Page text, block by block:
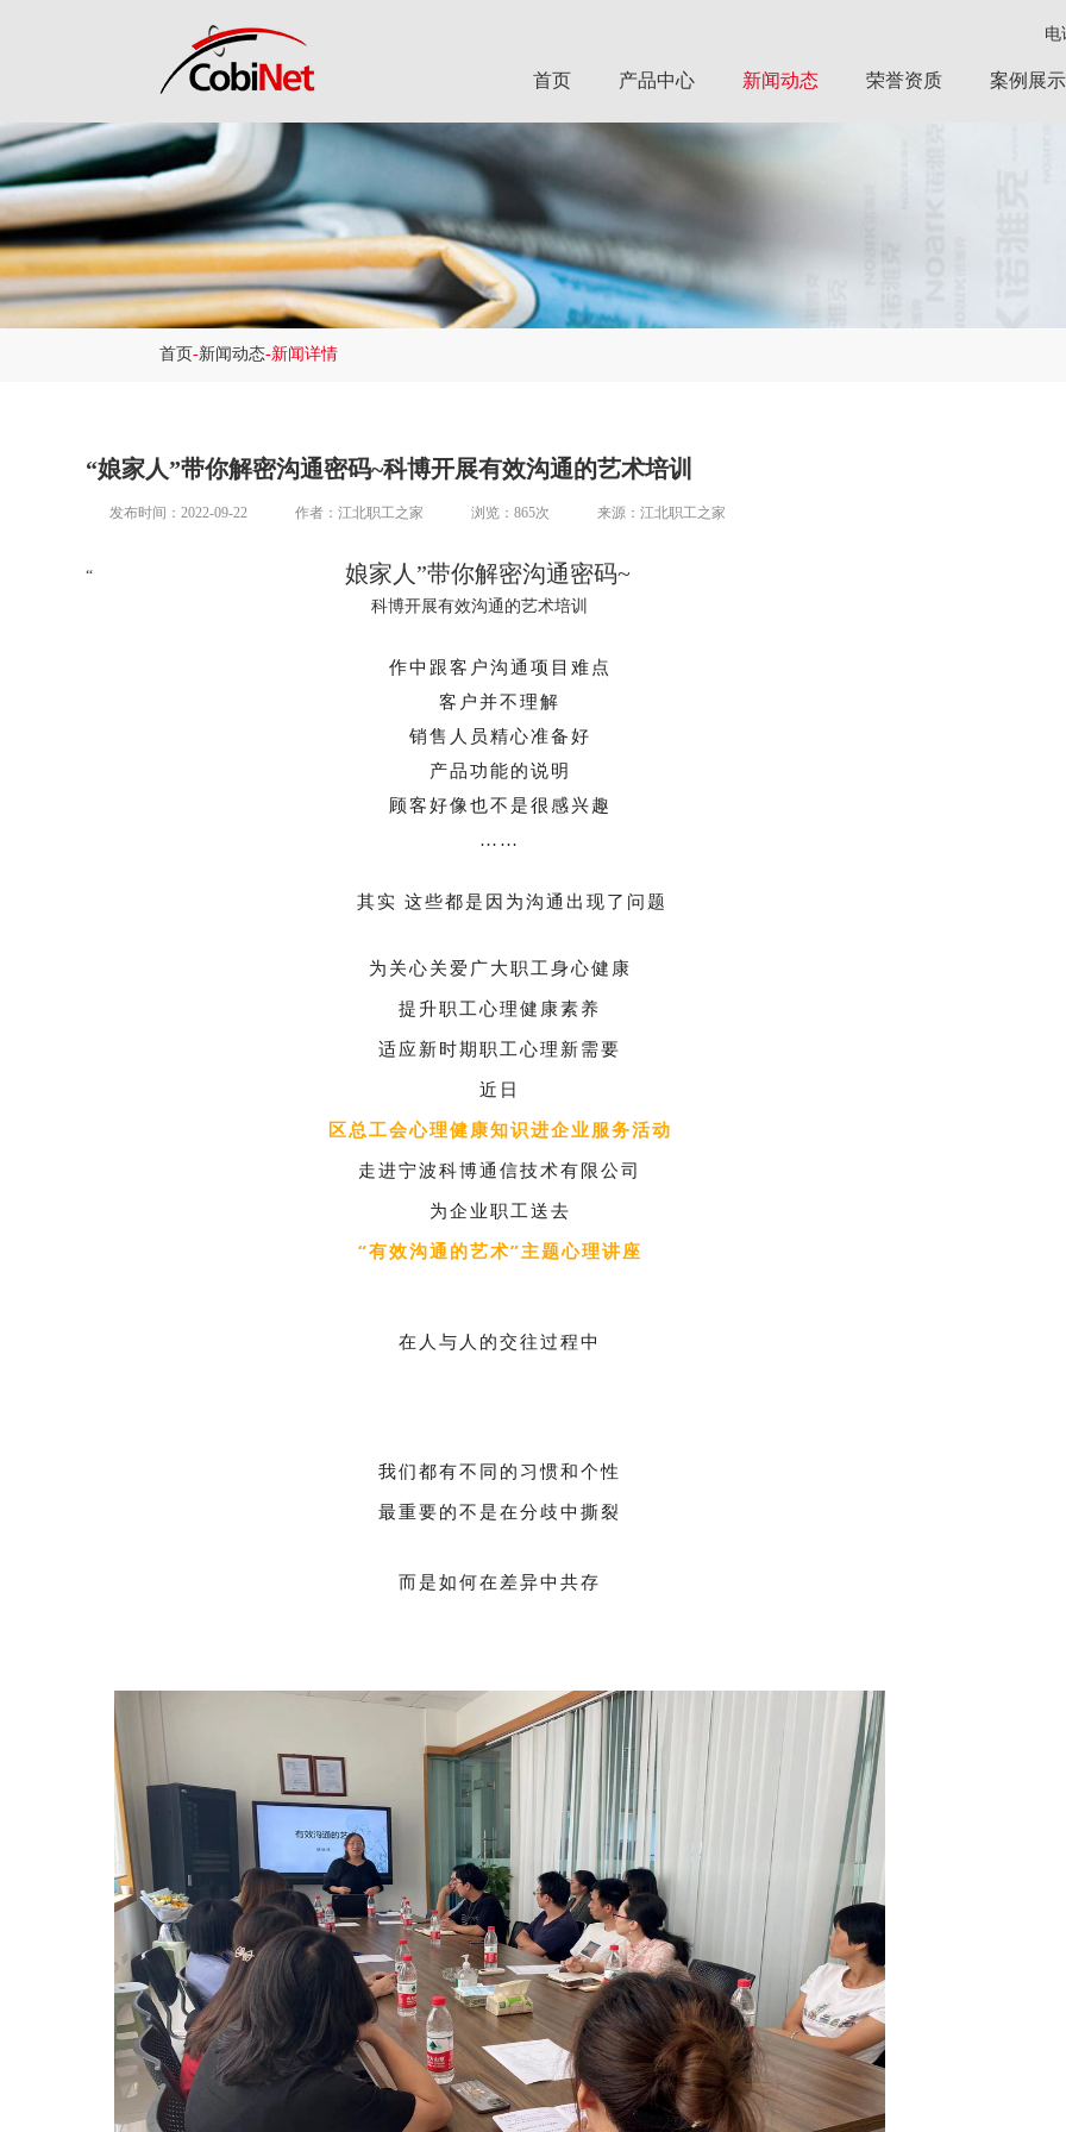
电
首页 产品中心 新闻动态 荣誉资质 案例展示
首页-新闻动态-新闻详情
“娘家人”带你解密沟通密码~科博开展有效沟通的艺术培训
发布时间：2022-09-22 作者：江北职工之家 浏览：865次 来源：江北职工之家
“ 娘家人”带你解密沟通密码~
科博开展有效沟通的艺术培训
作中跟客户沟通项目难点
客户并不理解
销售人员精心准备好
产品功能的说明
顾客好像也不是很感兴趣
……
其实 这些都是因为沟通出现了问题
为关心关爱广大职工身心健康
提升职工心理健康素养
适应新时期职工心理新需要
近日
区总工会心理健康知识进企业服务活动
走进宁波科博通信技术有限公司
为企业职工送去
“有效沟通的艺术”主题心理讲座
在人与人的交往过程中
我们都有不同的习惯和个性
最重要的不是在分歧中撕裂
而是如何在差异中共存